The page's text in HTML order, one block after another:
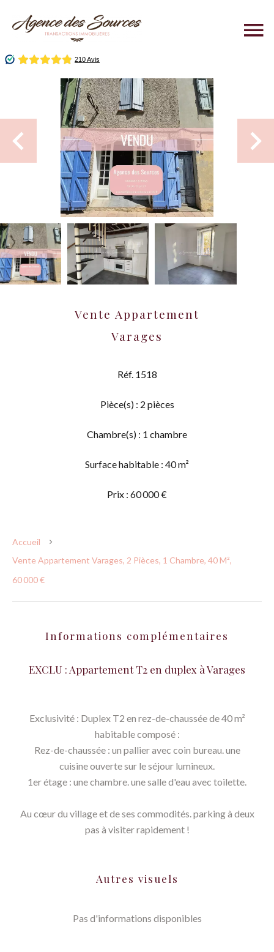
Vente Appartement
Varages
Réf. 1518
Pièce(s) : 2 pièces
Chambre(s) : 1 chambre
Surface habitable : 40 m²
Prix : 60 000 €
Accueil
Vente Appartement Varages, 2 Pièces, 1 Chambre, 40 M²,
60 000 €
Informations complémentaires
EXCLU : Appartement T2 en duplex à Varages
Exclusivité : Duplex T2 en rez-de-chaussée de 40 m²
habitable composé :
Rez-de-chaussée : un pallier avec coin bureau. une
cuisine ouverte sur le séjour lumineux.
1er étage : une chambre. une salle d'eau avec toilette.
Au cœur du village et de ses commodités. parking à deux
pas à visiter rapidement !
Autres visuels
Pas d'informations disponibles